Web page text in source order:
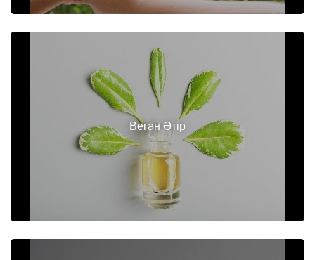
Вегaн Әтір